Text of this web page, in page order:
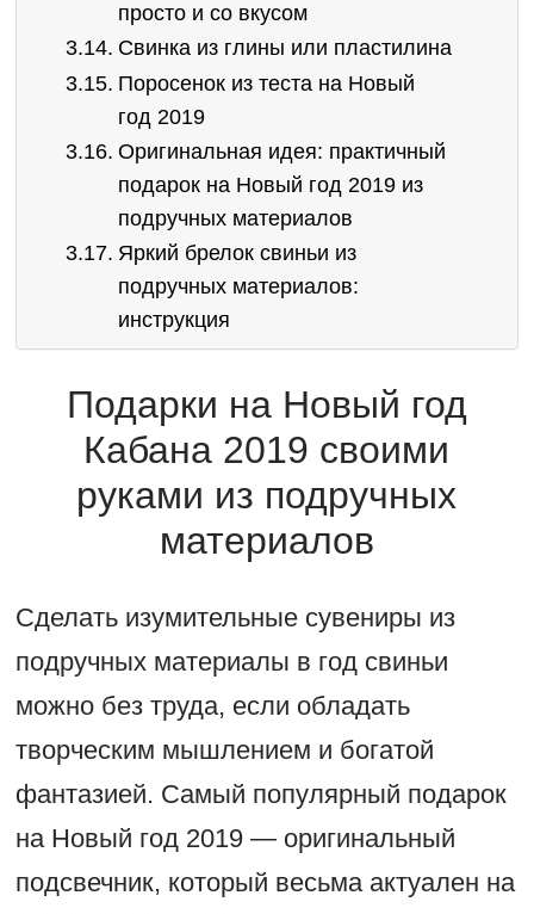
просто и со вкусом
Свинка из глины или пластилина
Поросенок из теста на Новый
год 2019
Оригинальная идея: практичный
подарок на Новый год 2019 из
подручных материалов
Яркий брелок свиньи из
подручных материалов:
инструкция
Подарки на Новый год
Кабана 2019 своими
руками из подручных
материалов
Сделать изумительные сувениры из
подручных материалы в год свиньи
можно без труда, если обладать
творческим мышлением и богатой
фантазией. Самый популярный подарок
на Новый год 2019 — оригинальный
подсвечник, который весьма актуален на